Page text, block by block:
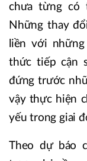
chưa từng có
Những thay
liền với
thức tiếp cận
đứng trước
vậy thực hiện
yếu trong giai
Theo dự báo